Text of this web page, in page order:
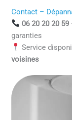
Contact –
06 20 20 20 59
garanties
Service
voisines